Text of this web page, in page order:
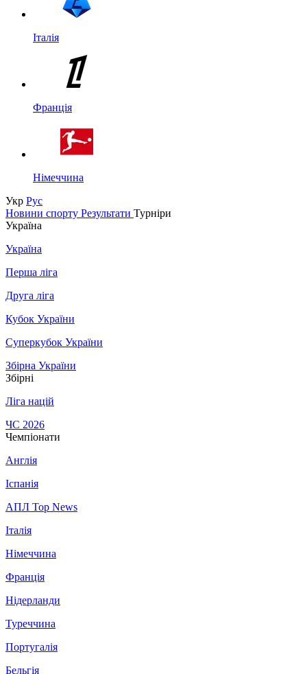
Італія
Франція
Німеччина
Укр Рус
Новини спорту Результати Турніри
Україна
Україна
Перша ліга
Друга ліга
Кубок України
Суперкубок України
Збірна України
Збірні
Ліга націй
ЧС 2026
Чемпіонати
Англія
Іспанія
АПЛ Top News
Італія
Німеччина
Франція
Нідерланди
Туреччина
Португалія
Бельгія